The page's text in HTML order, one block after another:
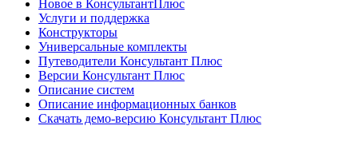
Новое в КонсультантПлюс
Услуги и поддержка
Конструкторы
Универсальные комплекты
Путеводители Консультант Плюс
Версии Консультант Плюс
Описание систем
Описание информационных банков
Скачать демо-версию Консультант Плюс